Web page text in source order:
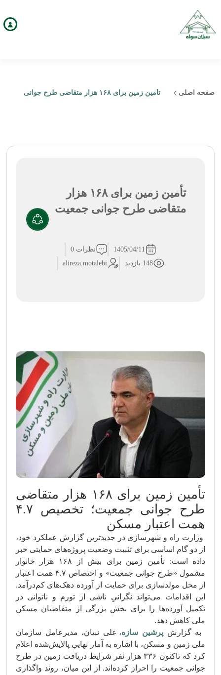
صفحه اصلی
تأمین زمین برای ۱۶۸ هزار متقاضی طرح جوانی
تأمین زمین برای ۱۶۸ هزار
متقاضی طرح جوانی جمعیت
1405/04/11
نظرات 0
148 بازدید
alireza.motalebi
تأمین زمین برای ۱۶۸ هزار متقاضی
طرح جوانی جمعیت؛ تخصیص ۴.۷
همت اعتبار مسکن
وزارت راه و شهرسازی در جدیدترین گزارش عملکرد خود،
از دو گام اساسی برای تثبیت وضعیت پروژه‌های حمایتی خبر
داده است: تأمین زمین برای بیش از ۱۶۸ هزار خانوار
مشمول «طرح جوانی جمعیت» و اختصاص ۴.۷ همت اعتبار
از محل مولدسازی برای حمایت از آورده دهک‌های کم‌درآمد.
این اقدامات می‌تواند نگرانیِ ناشی از تورم و ناتوانی در
تکمیل آورده‌ها را برای بخش بزرگی از متقاضیان مسکن
ملی کاهش دهد.
به گزارشپرشین سازه، علی نبیان، مدیرعامل سازمان
ملی زمین و مسکن، با اشاره به آمار نهاییِ پالایش‌شده اعلام
کرد که تاکنون ۳۳۶ هزار نفر شرایط دریافت زمین در طرح
جوانی جمعیت را احراز کرده‌اند. از این میان، روند واگذاری